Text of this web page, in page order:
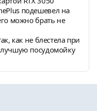
подешевел на
можно брать не
как не блестела при
посудомойку